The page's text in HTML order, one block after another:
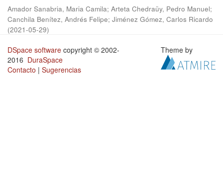
Amador Sanabria, Maria Camila; Arteta Chedraüy, Pedro Manuel;
Canchila Benítez, Andrés Felipe; Jiménez Gómez, Carlos Ricardo
(2021-05-29)
DSpace software copyright © 2002-
2016 DuraSpace
Contacto | Sugerencias
Theme by